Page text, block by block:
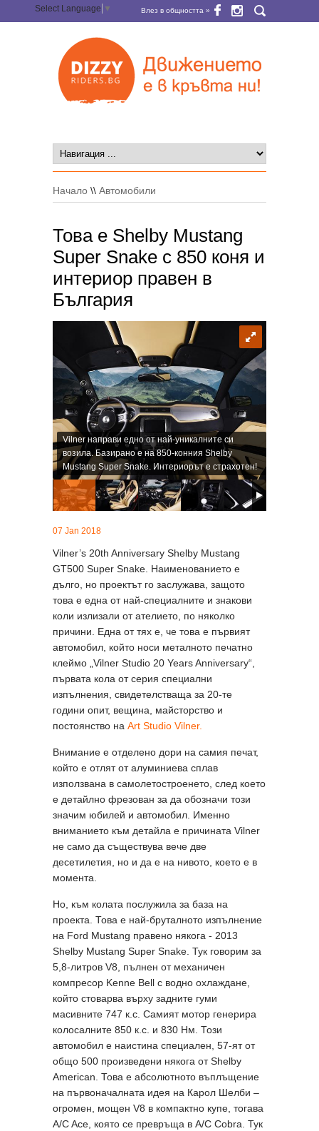
Select Language ▼ Влез в общността »
Начало \\ Автомобили
Това е Shelby Mustang
Super Snake с 850 коня и
интериор правен в
България
Vilner направи едно от най-уникалните си
возила. Базирано е на 850-конния Shelby
Mustang Super Snake. Интериорът е страхотен!
07 Jan 2018
Vilner’s 20th Anniversary Shelby Mustang
GT500 Super Snake. Наименованието е
дълго, но проектът го заслужава, защото
това е една от най-специалните и знакови
коли излизали от ателието, по няколко
причини. Една от тях е, че това е първият
автомобил, който носи металното печатно
клеймо „Vilner Studio 20 Years Anniversary“,
първата кола от серия специални
изпълнения, свидетелстваща за 20-те
години опит, вещина, майсторство и
постоянство на Art Studio Vilner.
Внимание е отделено дори на самия печат,
който е отлят от алуминиева сплав
използвана в самолетостроенето, след което
е детайлно фрезован за да обозначи този
значим юбилей и автомобил. Именно
вниманието към детайла е причината Vilner
не само да съществува вече две
десетилетия, но и да е на нивото, което е в
момента.
Но, към колата послужила за база на
проекта. Това е най-бруталното изпълнение
на Ford Mustang правено някога - 2013
Shelby Mustang Super Snake. Тук говорим за
5,8-литров V8, пълнен от механичен
компресор Kenne Bell с водно охлаждане,
който стоварва върху задните гуми
масивните 747 к.с. Самият мотор генерира
колосалните 850 к.с. и 830 Нм. Този
автомобил е наистина специален, 57-ят от
общо 500 произведени някога от Shelby
American. Това е абсолютното въплъщение
на първоначалната идея на Карол Шелби –
огромен, мощен V8 в компактно купе, тогава
A/C Ace, която се превръща в A/C Cobra. Тук